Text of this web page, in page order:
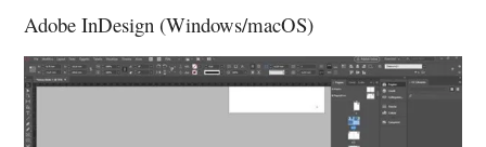
Adobe InDesign (Windows/macOS)